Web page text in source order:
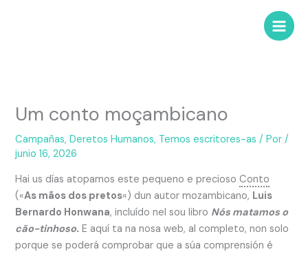
Um conto moçambicano
Campañas,Deretos Humanos, Temos escritores-as / Por/
junio 16, 2026
Hai us días atopamos este pequeno e preciosoConto
(«As mãos dos pretos«) dun autor mozambicano, Luis
Bernardo Honwana, incluído nel sou libro Nós matamos o
cão-tinhoso. E aquí ta na nosa web, al completo, non solo
porque se poderá comprobar que a súa comprensión é